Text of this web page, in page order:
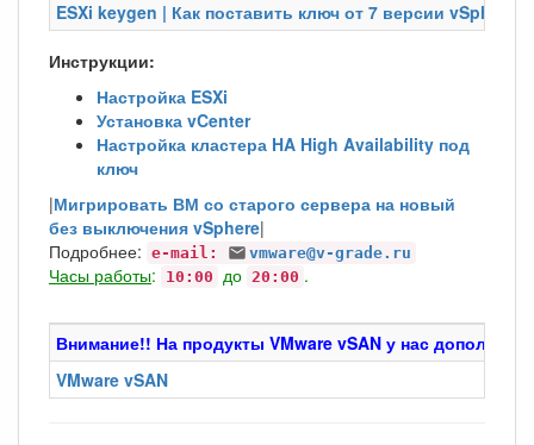
ESXi keygen | Как поставить ключ от 7 версии vSphere
Инструкции:
Настройка ESXi
Установка vCenter
Настройка кластера HA High Availability под
ключ
|Мигрировать ВМ со старого сервера на новый
без выключения vSphere|
Подробнее: e-mail: vmware@v-grade.ru
Часы работы: 10:00 до 20:00 .
Внимание!! На продукты VMware vSAN у нас
VMware vSAN